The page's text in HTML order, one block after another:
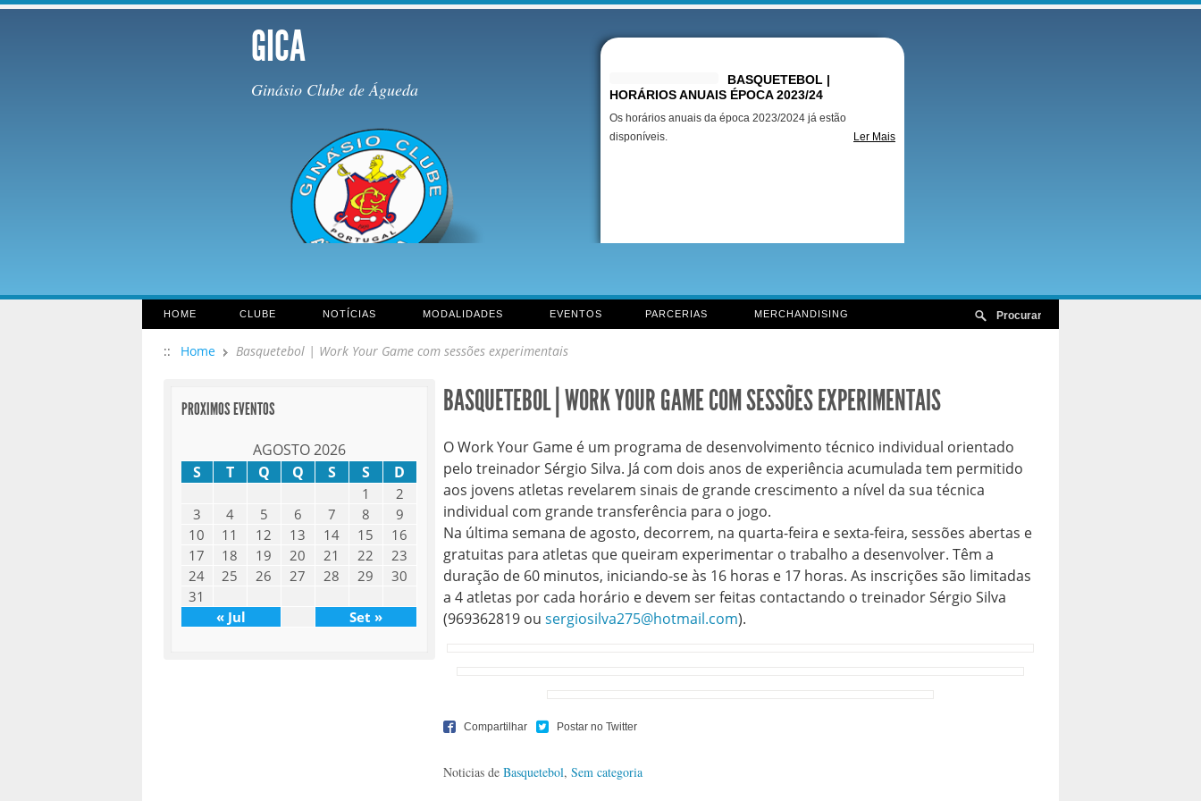
GICA
Ginásio Clube de Águeda
BASQUETEBOL |
HORÁRIOS ANUAIS ÉPOCA 2023/24
Os horários anuais da época 2023/2024 já estão
disponíveis.
Ler Mais
HOME CLUBE NOTÍCIAS MODALIDADES EVENTOS PARCERIAS MERCHANDISING
:: Home Basquetebol | Work Your Game com sessões experimentais
BASQUETEBOL | WORK YOUR GAME COM SESSÕES EXPERIMENTAIS
O Work Your Game é um programa de desenvolvimento técnico individual orientado
pelo treinador Sérgio Silva. Já com dois anos de experiência acumulada tem permitido
aos jovens atletas revelarem sinais de grande crescimento a nível da sua técnica
individual com grande transferência para o jogo.
Na última semana de agosto, decorrem, na quarta-feira e sexta-feira, sessões abertas e
gratuitas para atletas que queiram experimentar o trabalho a desenvolver. Têm a
duração de 60 minutos, iniciando-se às 16 horas e 17 horas. As inscrições são limitadas
a 4 atletas por cada horário e devem ser feitas contactando o treinador Sérgio Silva
(969362819 ou sergiosilva275@hotmail.com).
Noticias de Basquetebol, Sem categoria
PROXIMOS EVENTOS
AGOSTO 2026
S
T Q Q S S D
1
2
3
4 5 6 7 8
9
10
11 12 13 14 15
16
17
18 19 20 21 22
23
24
25 26 27 28 29
30
31
« Jul
Set »